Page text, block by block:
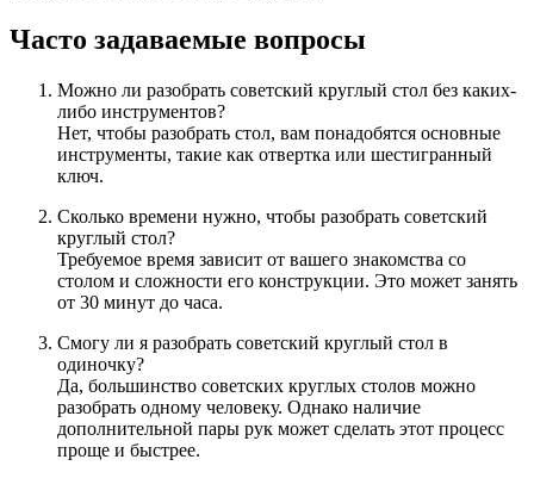
Часто задаваемые вопросы
Можно ли разобрать советский круглый стол без каких-
либо инструментов?
Нет, чтобы разобрать стол, вам понадобятся основные
инструменты, такие как отвертка или шестигранный
ключ.
Сколько времени нужно, чтобы разобрать советский
круглый стол?
Требуемое время зависит от вашего знакомства со
столом и сложности его конструкции. Это может занять
от 30 минут до часа.
Смогу ли я разобрать советский круглый стол в
одиночку?
Да, большинство советских круглых столов можно
разобрать одному человеку. Однако наличие
дополнительной пары рук может сделать этот процесс
проще и быстрее.